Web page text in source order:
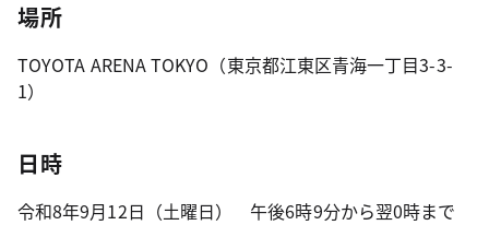
場所
TOYOTA ARENA TOKYO（東京都江東区青海一丁目3-3-
1）
日時
令和8年9月12日（土曜日） 午後6時9分から翌0時まで